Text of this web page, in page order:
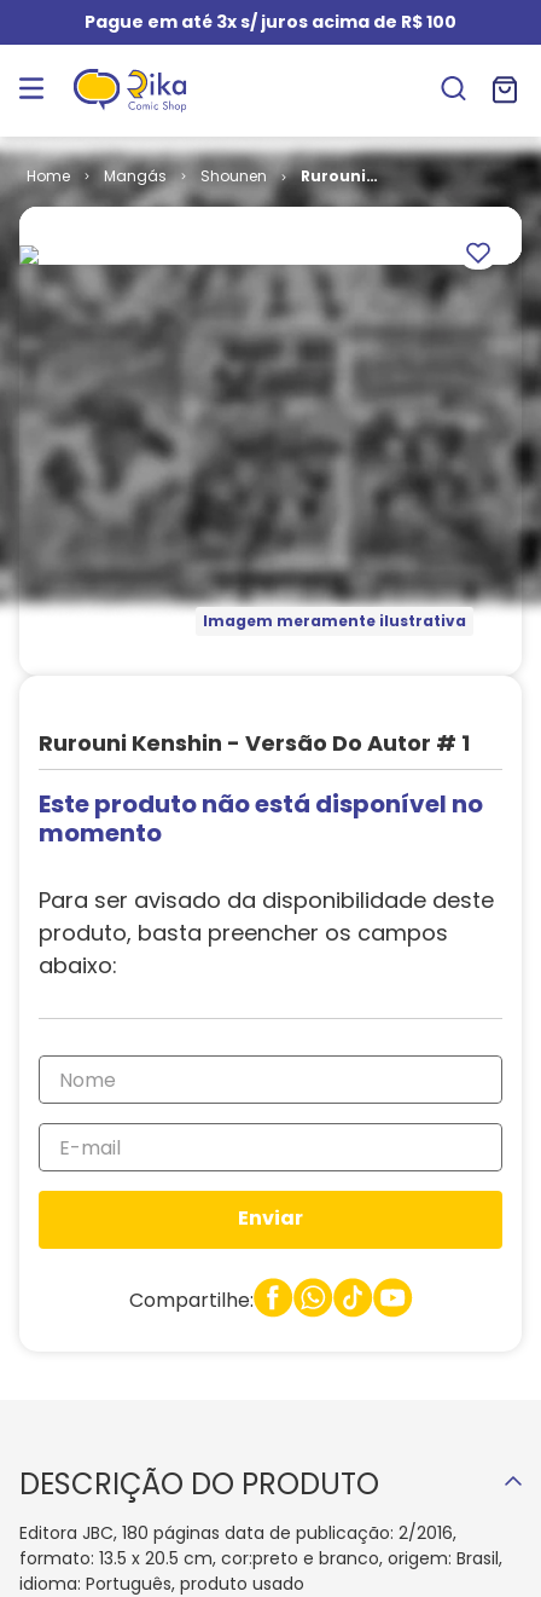
Pague em até 3x s/ juros acima de R$ 100
Mangás Shounen
Rurouni
Kenshin -
Imagem meramente ilustrativa
Rurouni Kenshin - Versão Do Autor # 1
Este produto não está disponível no
momento
Para ser avisado da disponibilidade deste
produto, basta preencher os campos
abaixo:
Enviar
Compartilhe:
DESCRIÇÃO DO PRODUTO
Editora JBC, 180 páginas data de publicação: 2/2016,
formato: 13.5 x 20.5 cm, cor:preto e branco, origem: Brasil,
idioma: Português, produto usado